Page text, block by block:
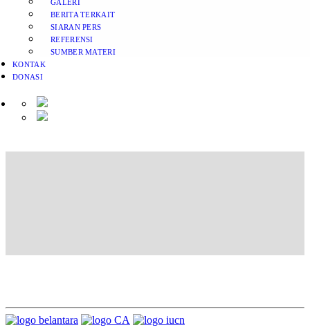
GALERI
BERITA TERKAIT
SIARAN PERS
REFERENSI
SUMBER MATERI
KONTAK
DONASI